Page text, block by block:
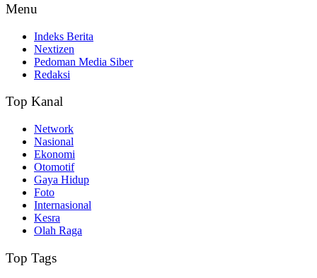
Menu
Indeks Berita
Nextizen
Pedoman Media Siber
Redaksi
Top Kanal
Network
Nasional
Ekonomi
Otomotif
Gaya Hidup
Foto
Internasional
Kesra
Olah Raga
Top Tags